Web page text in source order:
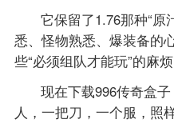
它保留了1.76那种“
悉、怪物熟悉、爆装备的
些“必须组队才能玩”的麻
现在下载996传奇盒
人，一把刀，一个服，照